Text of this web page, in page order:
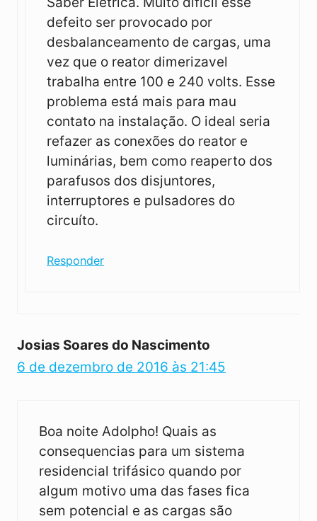
defeito ser provocado por
desbalanceamento de cargas, uma
vez que o reator dimerizavel
trabalha entre 100 e 240 volts. Esse
problema está mais para mau
contato na instalação. O ideal seria
refazer as conexões do reator e
luminárias, bem como reaperto dos
parafusos dos disjuntores,
interruptores e pulsadores do
circuíto.
Responder
Josias Soares do Nascimento
6 de dezembro de 2016 às 21:45
Boa noite Adolpho! Quais as
consequencias para um sistema
residencial trifásico quando por
algum motivo uma das fases fica
sem potencial e as cargas são